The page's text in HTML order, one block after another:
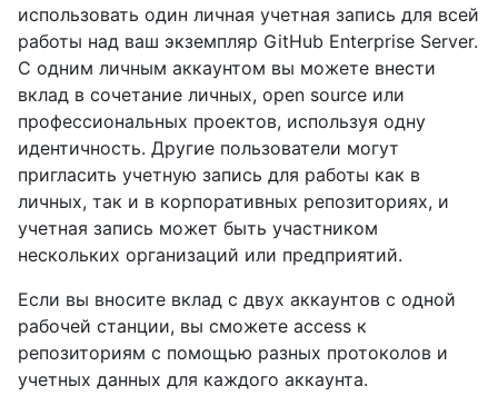
использовать один личная учетная запись для всей
работы над ваш экземпляр GitHub Enterprise Server.
С одним личным аккаунтом вы можете внести
вклад в сочетание личных, open source или
профессиональных проектов, используя одну
идентичность. Другие пользователи могут
пригласить учетную запись для работы как в
личных, так и в корпоративных репозиториях, и
учетная запись может быть участником
нескольких организаций или предприятий.
Если вы вносите вклад с двух аккаунтов с одной
рабочей станции, вы сможете access к
репозиториям с помощью разных протоколов и
учетных данных для каждого аккаунта.